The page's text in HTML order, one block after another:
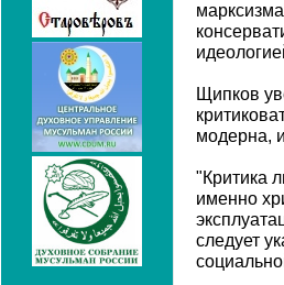
Щипков
модерна,
"Критика
именно
следует